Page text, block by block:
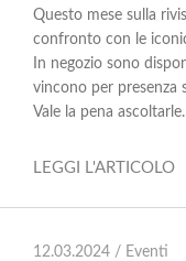
Questo mese sulla
confronto con le
In negozio sono
vincono per presenza
Vale la pena ascoltarle.
LEGGI L'ARTICOLO
12.03.2024 / Eventi